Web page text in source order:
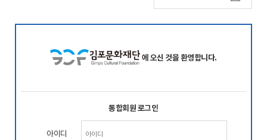
에 오신 것을 환영합니다.
통합회원 로그인
아이디